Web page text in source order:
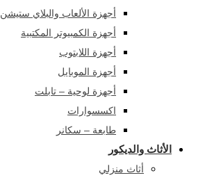
أجهزة الألعاب والبلاي ستيشن
أجهزة الكمبيوتر المكتبية
أجهزة اللابتوب
أجهزة الموبايل
أجهزة لوحية – تابلت
اكسسوارات
طابعة – سكانر
الأثاث والديكور
أثاث منزلي